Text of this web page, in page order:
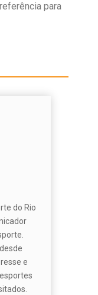
para
do Rio
e